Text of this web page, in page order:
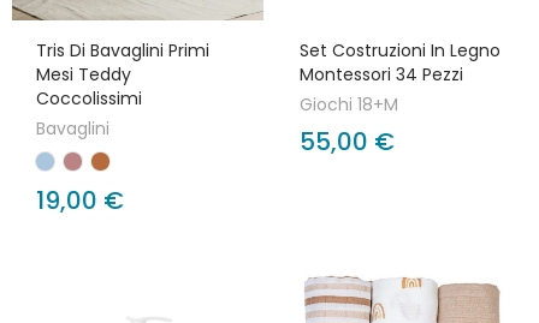
Tris Di Bavaglini Primi
Mesi Teddy
Coccolissimi
Bavaglini
19,00 €
Set Costruzioni In Legno
Montessori 34 Pezzi
Giochi 18+M
55,00 €